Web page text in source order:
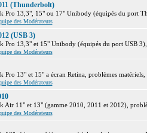
(Thunderbolt)
Pro 13,3", 15" ou 17" Unibody (équipés du port
des Modérateurs
(USB 3)
Pro 13,3" et 15" Unibody (équipés du port USB
des Modérateurs
Pro 13" et 15" a écran Retina, problèmes matériels,
des Modérateurs
Air 11" et 13" (gamme 2010, 2011 et 2012),
des Modérateurs